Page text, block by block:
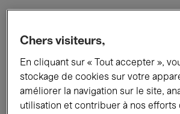
Tous les événements
Expositions Films
Chers visiteurs,
En cliquant sur « Tout accepter »,
stockage de cookies sur votre
améliorer la navigation sur le site,
utilisation et contribuer à nos efforts